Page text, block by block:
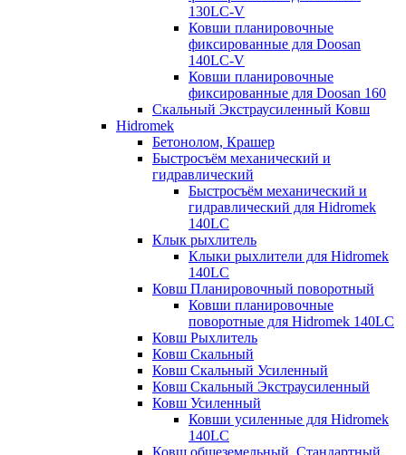
130LC-V
Ковши планировочные
фиксированные для Doosan
140LC-V
Ковши планировочные
фиксированные для Doosan 160
Скальный Экстраусиленный Ковш
Hidromek
Бетонолом, Крашер
Быстросъём механический и
гидравлический
Быстросъём механический и
гидравлический для Hidromek
140LC
Клык рыхлитель
Клыки рыхлители для Hidromek
140LC
Ковш Планировочный поворотный
Ковши планировочные
поворотные для Hidromek 140LC
Ковш Рыхлитель
Ковш Скальный
Ковш Скальный Усиленный
Ковш Скальный Экстраусиленный
Ковш Усиленный
Ковши усиленные для Hidromek
140LC